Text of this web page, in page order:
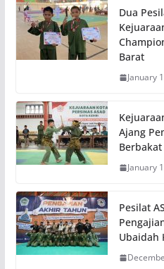
Dua
Barat
January
Ajang
Berbakat
January
Pesilat
Ubaidah